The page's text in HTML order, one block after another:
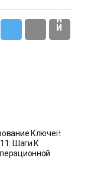
Г
И
И
З
В
Ключей
Шаги К